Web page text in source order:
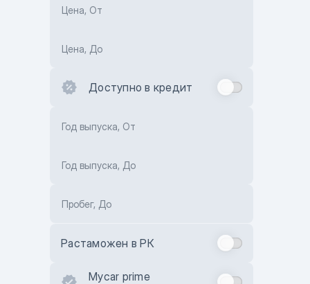
Цена, От
Цена, До
Доступно в кредит
Год выпуска, От
Год выпуска, До
Пробег, До
Растаможен в РК
Mycar prime